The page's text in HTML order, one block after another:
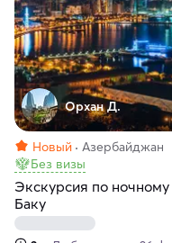
Орхан Д.
Новый
Азербайджан
Без визы
Экскурсия по ночному
Баку